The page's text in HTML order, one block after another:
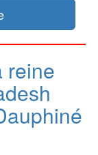
reine